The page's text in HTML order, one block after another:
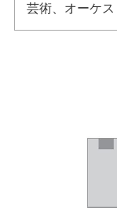
芸術、オーケ